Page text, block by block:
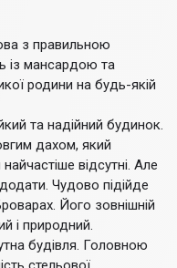
з правильною
із мансардою та
родини на будь-якій
та надійний будинок.
дахом, який
відсутні. Але
Чудово підійде
Його зовнішній
і природний.
будівля. Головною